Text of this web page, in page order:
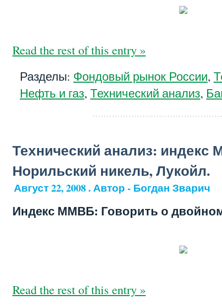
Read the rest of this entry »
Разделы: Фондовый рынок России,
Нефть и газ, Технический анализ,
Технический анализ:
Норильский никель, Лукойл.
Август 22, 2008 . Автор - Богдан Зварич
Индекс ММВБ: Говорить о
Read the rest of this entry »